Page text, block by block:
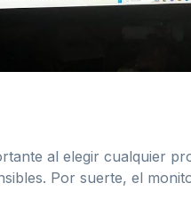
al elegir cualquier
Por suerte, el